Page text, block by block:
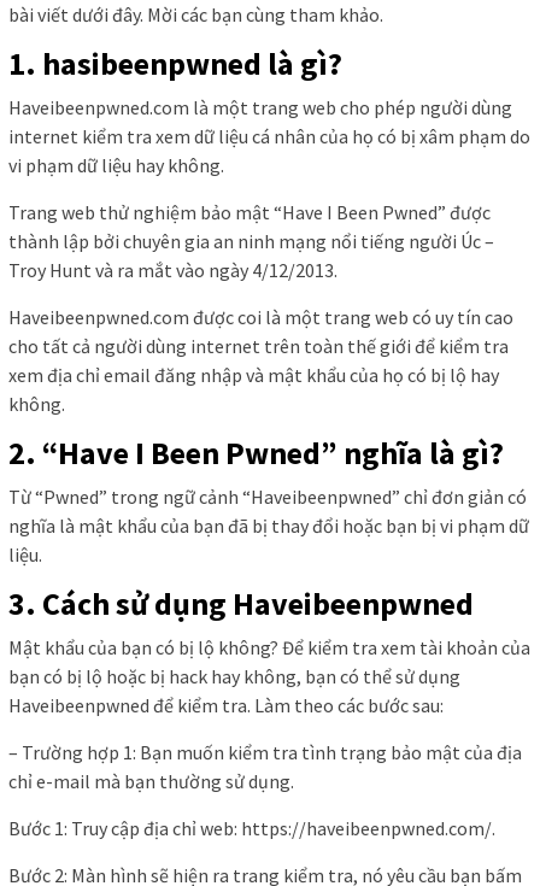
bài viết dưới đây. Mời các bạn cùng tham khảo.
1. hasibeenpwned là gì?
Haveibeenpwned.com là một trang web cho phép người dùng
internet kiểm tra xem dữ liệu cá nhân của họ có bị xâm phạm do
vi phạm dữ liệu hay không.
Trang web thử nghiệm bảo mật “Have I Been Pwned” được
thành lập bởi chuyên gia an ninh mạng nổi tiếng người Úc –
Troy Hunt và ra mắt vào ngày 4/12/2013.
Haveibeenpwned.com được coi là một trang web có uy tín cao
cho tất cả người dùng internet trên toàn thế giới để kiểm tra
xem địa chỉ email đăng nhập và mật khẩu của họ có bị lộ hay
không.
2. “Have I Been Pwned” nghĩa là gì?
Từ “Pwned” trong ngữ cảnh “Haveibeenpwned” chỉ đơn giản có
nghĩa là mật khẩu của bạn đã bị thay đổi hoặc bạn bị vi phạm dữ
liệu.
3. Cách sử dụng Haveibeenpwned
Mật khẩu của bạn có bị lộ không? Để kiểm tra xem tài khoản của
bạn có bị lộ hoặc bị hack hay không, bạn có thể sử dụng
Haveibeenpwned để kiểm tra. Làm theo các bước sau:
– Trường hợp 1: Bạn muốn kiểm tra tình trạng bảo mật của địa
chỉ e-mail mà bạn thường sử dụng.
Bước 1: Truy cập địa chỉ web: https://haveibeenpwned.com/.
Bước 2: Màn hình sẽ hiện ra trang kiểm tra, nó yêu cầu bạn bấm